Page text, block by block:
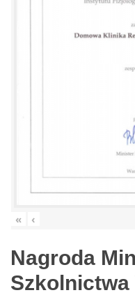
« ‹
Nagroda
Szkolnictwa